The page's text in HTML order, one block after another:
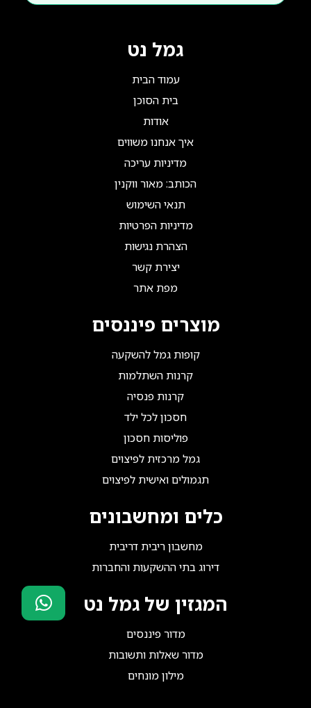
גמל נט
עמוד הבית
בית הסוכן
אודות
איך אנחנו משווים
מדיניות עריכה
הכותב: מאור ווקנין
תנאי השימוש
מדיניות הפרטיות
הצהרת נגישות
יצירת קשר
מפת אתר
מוצרים פיננסים
קופות גמל להשקעה
קרנות השתלמות
קרנות פנסיה
חסכון לכל ילד
פוליסות חסכון
גמל מרכזית לפיצוים
תגמולים ואישית לפיצוים
כלים ומחשבונים
מחשבון ריבית דריבית
דירוג בתי ההשקעות והחברות
המגזין של גמל נט
מדור פיננסים
מדור שאלות ותשובות
מילון מונחים